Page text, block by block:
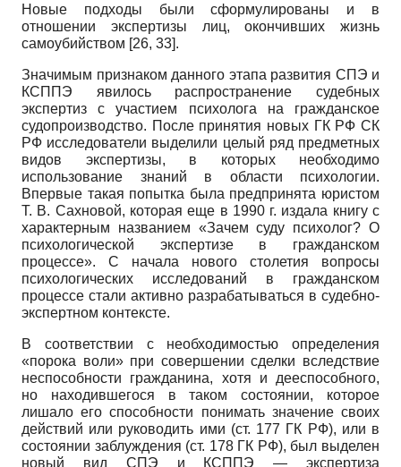
Новые подходы были сформулированы и в
отношении экспертизы лиц, окончивших жизнь
самоубийством [26, 33].
Значимым признаком данного этапа развития СПЭ и
КСППЭ явилось распространение судебных
экспертиз с участием психолога на гражданское
судопроизводство. После принятия новых ГК РФ СК
РФ исследователи выделили целый ряд предметных
видов экспертизы, в которых необходимо
использование знаний в области психологии.
Впервые такая попытка была предпринята юристом
Т. В. Сахновой, которая еще в 1990 г. издала книгу с
характерным названием «Зачем суду психолог? О
психологической экспертизе в гражданском
процессе». С начала нового столетия вопросы
психологических исследований в гражданском
процессе стали активно разрабатываться в судебно-
экспертном контексте.
В соответствии с необходимостью определения
«порока воли» при совершении сделки вследствие
неспособности гражданина, хотя и дееспособного,
но находившегося в таком состоянии, которое
лишало его способности понимать значение своих
действий или руководить ими (ст. 177 ГК РФ), или в
состоянии заблуждения (ст. 178 ГК РФ), был выделен
новый вид СПЭ и КСППЭ — экспертиза